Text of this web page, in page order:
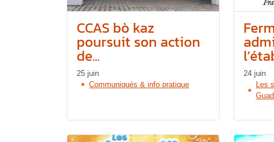
CCAS bò kaz
poursuit son action
de...
25 juin
Communiqués & info pratique
24 juin
Les